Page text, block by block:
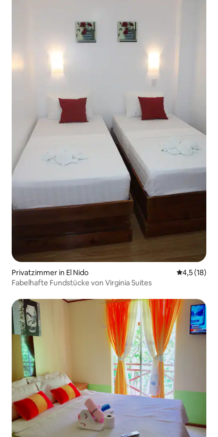
Privatzimmer in El Nido
4,5 (18)
Fabelhafte Fundstücke von Virginia Suites